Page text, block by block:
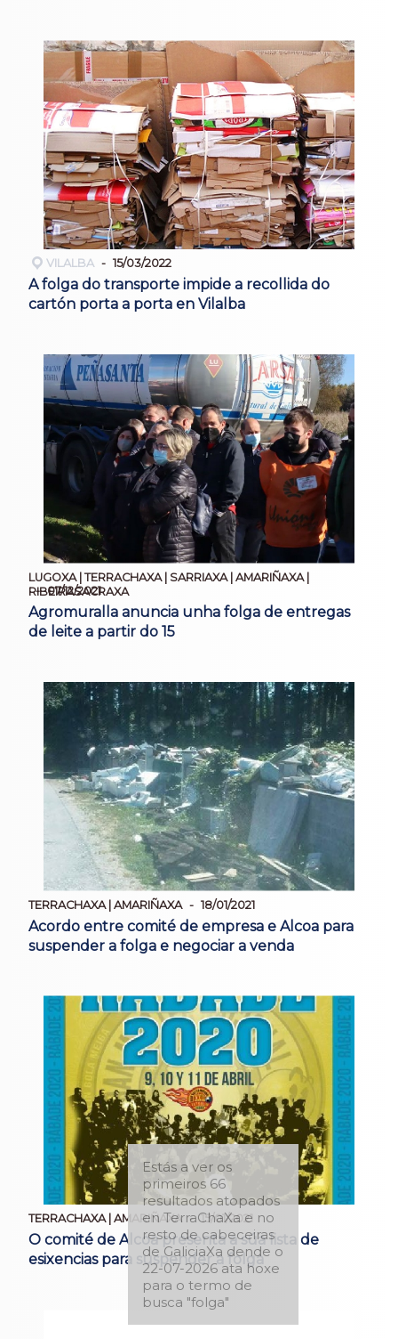
VILALBA 15/03/2022
A folga do transporte impide a recollida do
cartón porta a porta en Vilalba
LUGOXA | TERRACHAXA | SARRIAXA | AMARIÑAXA |
RIBEIRASACRAXA
07/12/2021
Agromuralla anuncia unha folga de entregas
de leite a partir do 15
TERRACHAXA | AMARIÑAXA 18/01/2021
Acordo entre comité de empresa e Alcoa para
suspender a folga e negociar a venda
TERRACHAXA | AMARIÑAXA 15/01/2021
O comité de Alcoa presenta a súa lista de
esixencias para suspender a folga
Estás a ver os
primeiros 66
resultados atopados
en TerraChaXa e no
resto de cabeceiras
de GaliciaXa dende o
22-07-2026 ata hoxe
para o termo de
busca "folga"